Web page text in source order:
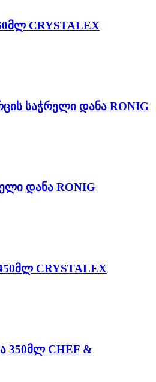
CRYSTALEX
საჭრელი დანა RONIG
დანა RONIG
CRYSTALEX
350მლ CHEF &